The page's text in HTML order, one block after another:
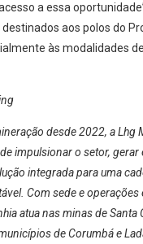
a essa
aos polos do
às modalidades
desde 2022, aLhg
impulsionar o setor, gerar
integrada para uma
Com sede e operações
atua nas minas de Santa
deCorumbáe